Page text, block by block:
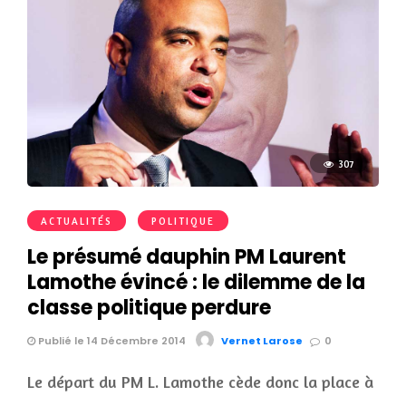
307
ACTUALITÉS POLITIQUE
Le présumé dauphin PM Laurent
Lamothe évincé : le dilemme de la
classe politique perdure
Publié le 14 Décembre 2014 Vernet Larose 0
Le départ du PM L. Lamothe cède donc la place à